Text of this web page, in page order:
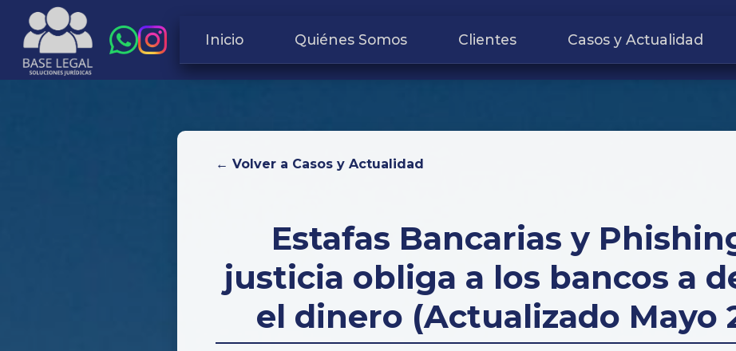
Inicio Quiénes Somos Clientes Casos y Actualidad
← Volver a Casos y Actualidad
Estafas Bancarias y
justicia obliga a los bancos a
el dinero (Actualizado Mayo